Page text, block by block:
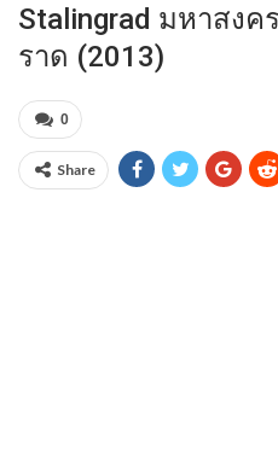
Stalingrad มหาสง
ราด (2013)
0
Share